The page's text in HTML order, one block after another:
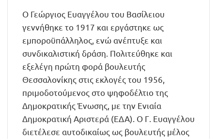
Ο Γεώργιος Ευαγγέλου του Βασίλειου
γεννήθηκε το 1917 και εργάστηκε ως
εμποροϋπάλληλος, ενώ ανέπτυξε και
συνδικαλιστική δράση. Πολιτεύθηκε και
εξελέγη πρώτη φορά βουλευτής
Θεσσαλονίκης στις εκλογές του 1956,
πριμοδοτούμενος στο ψηφοδέλτιο της
Δημοκρατικής Ένωσης, με την Ενιαία
Δημοκρατική Αριστερά (ΕΔΑ). Ο Γ. Ευαγγέλου
διετέλεσε αυτοδικαίως ως βουλευτής μέλος